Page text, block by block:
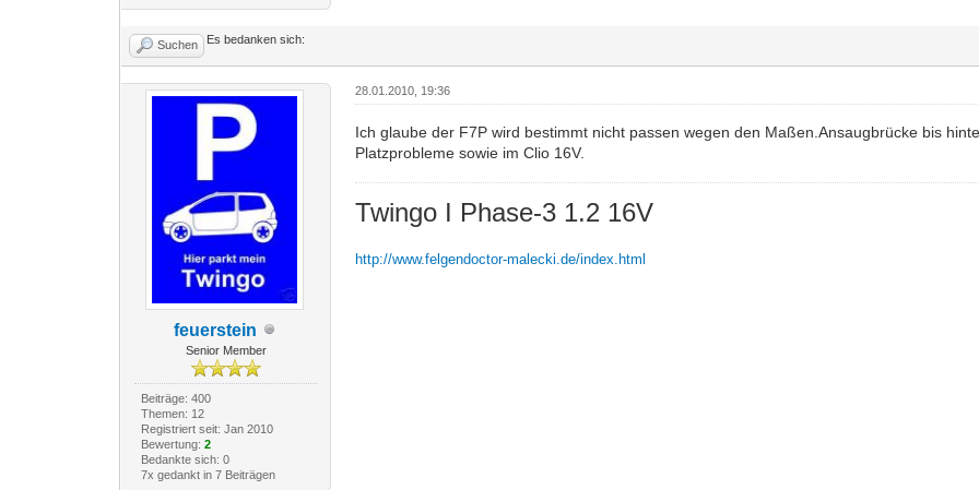
Suchen Es bedanken sich:
feuerstein
Senior Member
Beiträge: 400
Themen: 12
Registriert seit: Jan 2010
Bewertung: 2
Bedankte sich: 0
7x gedankt in 7 Beiträgen
28.01.2010, 19:36
Ich glaube der F7P wird bestimmt nicht passen wegen den Maßen.Ansaugbrücke bis
Platzprobleme sowie im Clio 16V.
Twingo I Phase-3 1.2 16V
http://www.felgendoctor-malecki.de/index.html